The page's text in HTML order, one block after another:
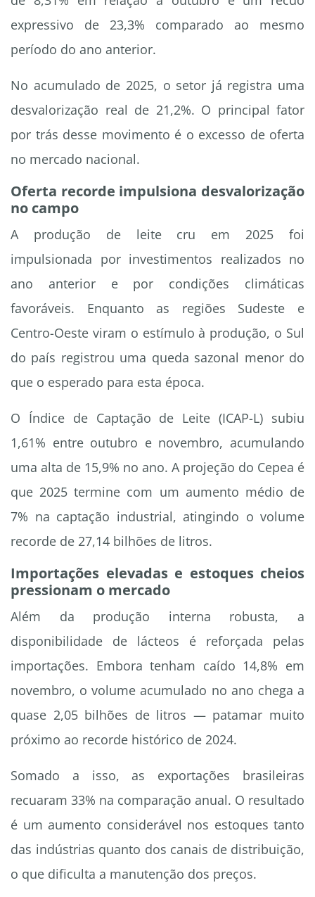
expressivo de 23,3% comparado ao mesmo
período do ano anterior.
No acumulado de 2025, o setor já registra uma
desvalorização real de 21,2%. O principal fator
por trás desse movimento é o excesso de oferta
no mercado nacional.
Oferta recorde impulsiona desvalorização
no campo
A produção de leite cru em 2025 foi
impulsionada por investimentos realizados no
ano anterior e por condições climáticas
favoráveis. Enquanto as regiões Sudeste e
Centro-Oeste viram o estímulo à produção, o Sul
do país registrou uma queda sazonal menor do
que o esperado para esta época.
O Índice de Captação de Leite (ICAP-L) subiu
1,61% entre outubro e novembro, acumulando
uma alta de 15,9% no ano. A projeção do Cepea é
que 2025 termine com um aumento médio de
7% na captação industrial, atingindo o volume
recorde de 27,14 bilhões de litros.
Importações elevadas e estoques cheios
pressionam o mercado
Além da produção interna robusta, a
disponibilidade de lácteos é reforçada pelas
importações. Embora tenham caído 14,8% em
novembro, o volume acumulado no ano chega a
quase 2,05 bilhões de litros — patamar muito
próximo ao recorde histórico de 2024.
Somado a isso, as exportações brasileiras
recuaram 33% na comparação anual. O resultado
é um aumento considerável nos estoques tanto
das indústrias quanto dos canais de distribuição,
o que dificulta a manutenção dos preços.